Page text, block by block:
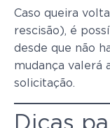
Caso queira
rescisão), é
desde que não
mudança valerá
solicitação.
Dicas